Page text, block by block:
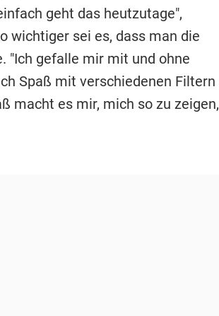
geht das heutzutage",
wichtiger sei es, dass man die
"Ich gefalle mir mit und ohne
Spaß mit verschiedenen Filtern
macht es mir, mich so zu zeigen,